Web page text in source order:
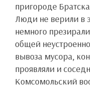
пригороде
Люди не верили в
немного
общей
вывоза мусора,
проявляли и
Комсомольский